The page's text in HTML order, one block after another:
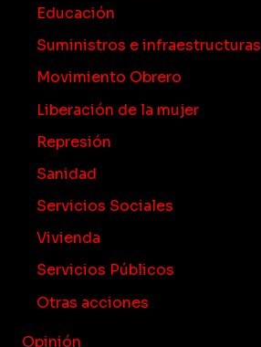
Educación
Suministros e infraestructuras
Movimiento Obrero
Liberación de la mujer
Represión
Sanidad
Servicios Sociales
Vivienda
Servicios Públicos
Otras acciones
Opinión